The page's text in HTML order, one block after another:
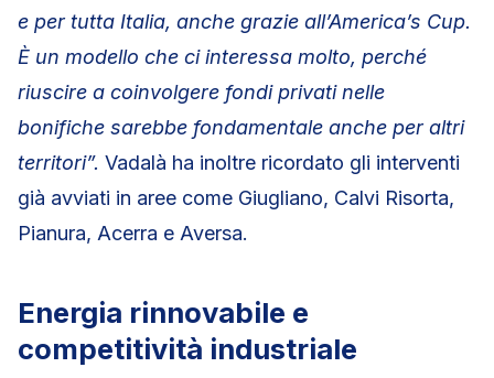
e per tutta Italia, anche grazie all’America’s Cup.
È un modello che ci interessa molto, perché
riuscire a coinvolgere fondi privati nelle
bonifiche sarebbe fondamentale anche per altri
territori”. Vadalà ha inoltre ricordato gli interventi
già avviati in aree come Giugliano, Calvi Risorta,
Pianura, Acerra e Aversa.
Energia rinnovabile e
competitività industriale